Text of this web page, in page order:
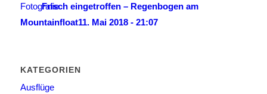
Frisch eingetroffen – Regenbogen am
Mountainfloat11. Mai 2018 - 21:07
KATEGORIEN
Ausflüge